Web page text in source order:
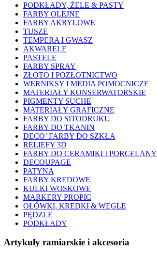
PODKŁADY, ŻELE & PASTY
FARBY OLEJNE
FARBY AKRYLOWE
TUSZE
TEMPERA I GWASZ
AKWARELE
PASTELE
FARBY SPRAY
ZŁOTO I POZŁOTNICTWO
WERNIKSY I MEDIA POMOCNICZE
MATERIAŁY KONSERWATORSKIE
PIGMENTY SUCHE
MATERIAŁY GRAFICZNE
FARBY DO SITODRUKU
FARBY DO TKANIN
DECO’ FARBY DO SZKŁA
RELIEFY 3D
FARBY DO CERAMIKI I PORCELANY
DECOUPAGE
PATYNA
FARBY KREDOWE
KULKI WOSKOWE
MARKERY PROPIC
OŁÓWKI, KREDKI & WĘGLE
PĘDZLE
PODKŁADY
Artykuły ramiarskie i akcesoria